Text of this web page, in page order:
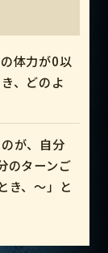
体力が0以
、どのよ
が、自分
のターンご
き、～」と